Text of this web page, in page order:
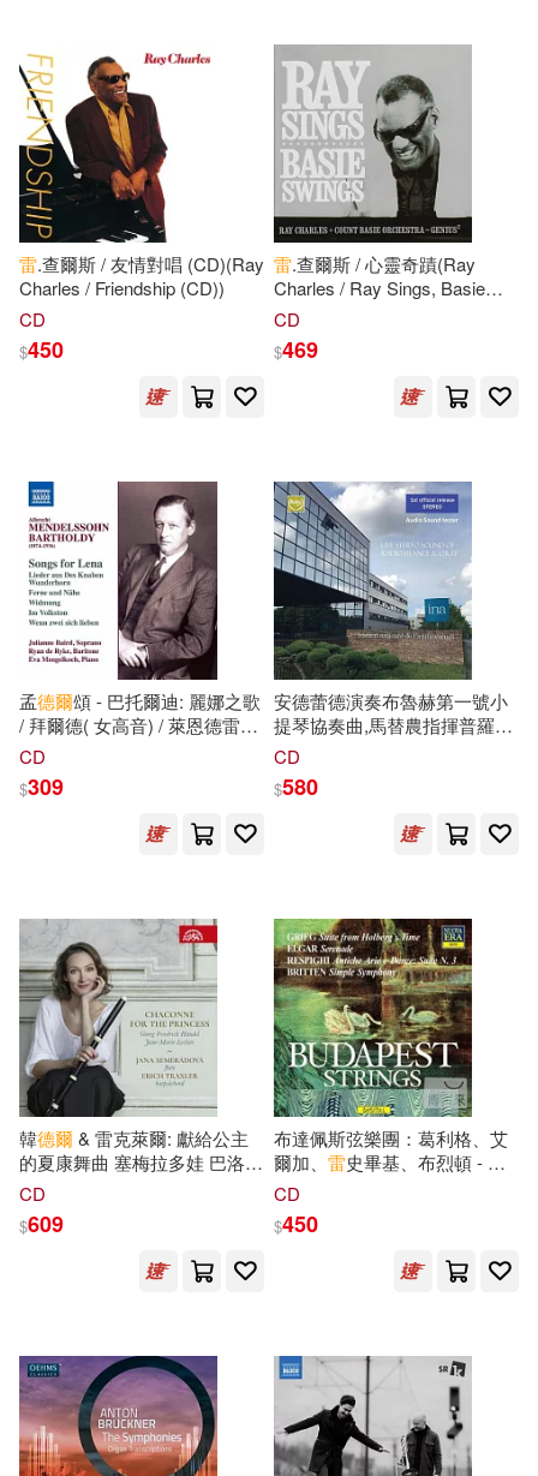
（美）L.蘭德爾·雷(1)
（美）L·蘭德爾·雷(1)
（美）亨利·基辛格(1)
（美）懷爾德(1)
（美）查理斯‧雷德(1)
（美）格雷戈爾·海斯勒(1)
（美）約翰‧史托弗(1)
（美）茱莉婭·阿爾瓦雷斯(1)
（美）陳致宇(1)
（英）卡勒姆·威廉斯(1)
（英）大衛·米切爾(1)
（英）威廉·莎士比亞(1)
（英）柯南·道爾，厲河(1)
（英）瑪麗·蘭姆(1)
中國海洋大學出版社(1)
中國物資出版社(1)
中國石化出版社(1)
中國醫藥科技出版社(1)
中國鐵道出版社(1)
中國電力出版社(1)
中國青年出版社(1)
中外鉱業(1) 中版集團(1)
人民出版社(1)
人民郵電出版社(1)
人民音樂出版社(1)
作家出版社(1)
北京大學出版社(1)
北京師範大學出版社(1)
北京美術攝影出版社(1)
北京體育大學出版社(1)
北方婦女兒童出版社(1)
雷.查爾斯 / 友情對唱 (CD)(Ray
Charles / Friendship (CD))
CD
$450
雷.查爾斯 / 心靈奇蹟(Ray
Charles / Ray Sings, Basie
Swings)
CD
$469
孟德爾頌 - 巴托爾迪: 麗娜之歌
/ 拜爾德( 女高音) / 萊恩德雷克
(男中音) / 門格爾科赫 (鋼琴)
Songs for Lena / Baird
(soprano) / Ryan de Ryke
(baritone) / Mengelkoch
CD
$309
安德蕾德演奏布魯赫第一號小
提琴協奏曲,馬替農指揮普羅高
菲夫第七號交響曲,
方授權正規錄音)((Spectrum
Sound) Martinon / Reneau /
Andrade O.R.T.F Stereo)
CD
$580
韓德爾& 雷克萊爾: 獻給公主
的夏康舞曲 塞梅拉多娃 巴洛克
橫笛(Chaconne For The
Jana Semeradova, Erich
CD
$609
布達佩斯弦樂團：葛利格、艾
爾加、 雷史畢基、布烈頓 - 弦
樂作品集(BUDAPEST
Respighi, Britten)
CD
$450